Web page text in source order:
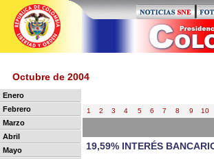
Octubre de 2004
Enero
Febrero
Marzo
Abril
Mayo
1 2 3 4 5 6 7 8 9 10
19,59% INTERÉS